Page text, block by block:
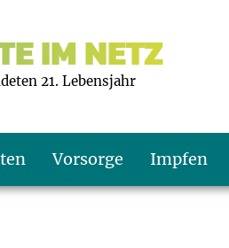
IM NETZ
21. Lebensjahr
Vorsorge Impfen